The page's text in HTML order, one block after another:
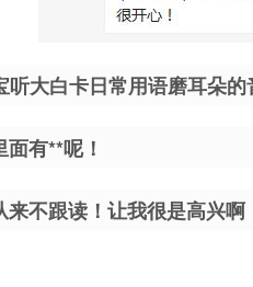
大白卡日常用语磨耳朵的
有**呢！
不跟读！让我很是高兴啊